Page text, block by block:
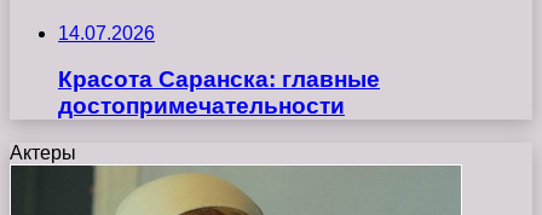
14.07.2026
Красота Саранска: главные
достопримечательности
Актеры